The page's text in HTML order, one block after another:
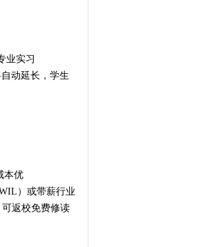
业实习
动延长，学生
本优
）或带薪行业
返校免费修读